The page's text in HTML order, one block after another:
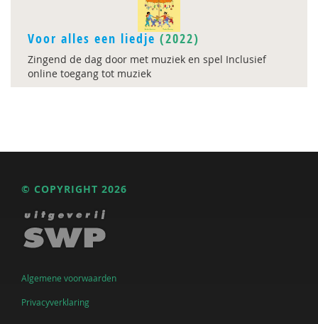
Voor alles een liedje (2022)
Zingend de dag door met muziek en spel Inclusief
online toegang tot muziek
© COPYRIGHT 2026
Algemene voorwaarden
Privacyverklaring